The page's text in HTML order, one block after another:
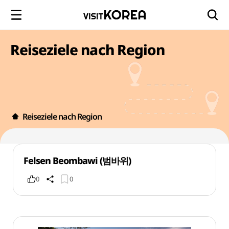
Reiseziele nach Region
Reiseziele nach Region
Felsen Beombawi (범바위)
0 0